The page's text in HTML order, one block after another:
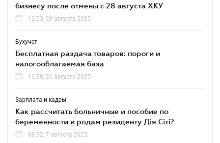
бизнесу после отмены с 28 августа ХКУ
12.03, 28 августа 2025
Бухучет
Бесплатная раздача товаров: пороги и
налогооблагаемая база
16.38, 26 августа 2025
Зарплата и кадры
Как рассчитать больничные и пособие по
беременности и родам резиденту Дія Сіті?
08.52, 7 августа 2025